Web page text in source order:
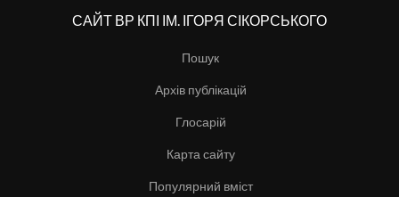
САЙТ ВР КПІ ІМ. ІГОРЯ СІКОРСЬКОГО
Пошук
Архів публікацій
Глосарій
Карта сайту
Популярний вміст